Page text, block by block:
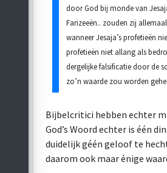
door God bij monde van
Farizeeën.. zouden zij
wanneer Jesaja’s profetieën
profetieën niet allang als
dergelijke falsificatie door de
zo’n waarde zou worden
Bijbelcritici hebben echter
God’s Woord echter is één
duidelijk géén geloof te
daarom ook maar énige